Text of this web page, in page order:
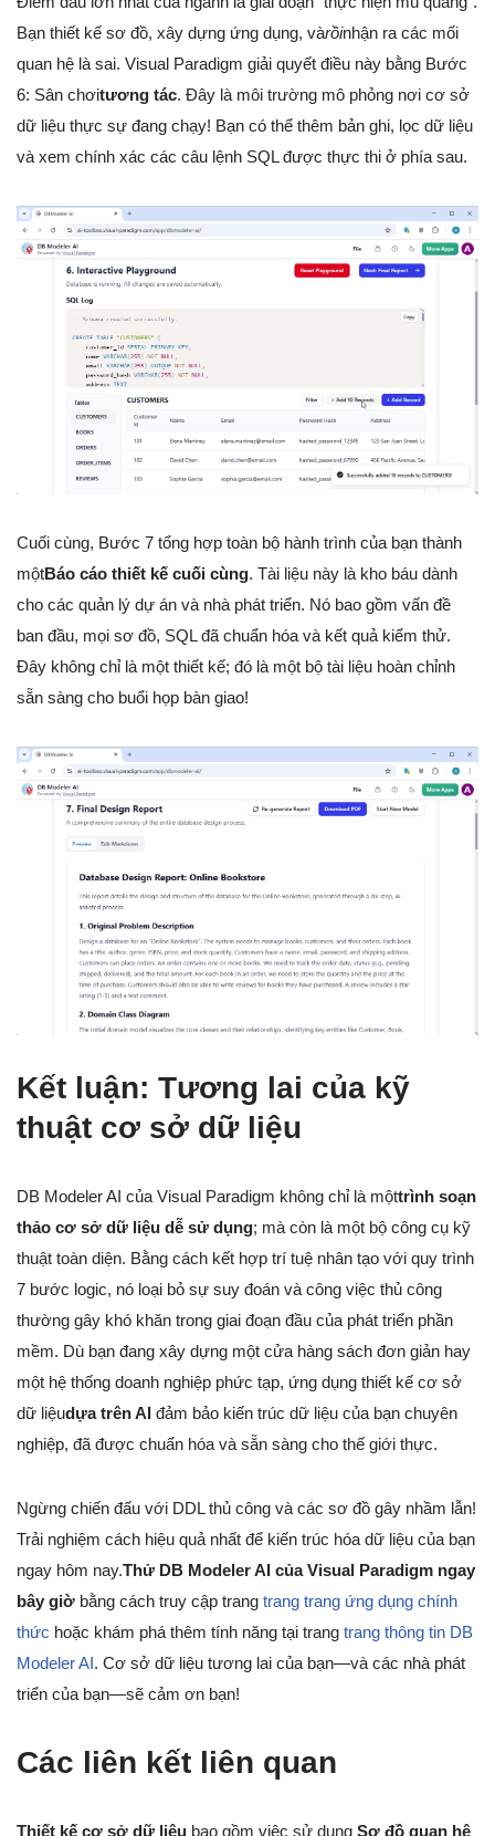
Bạn thiết kế sơ đồ, xây dựng ứng dụng, vàrồinhận ra các mối
quan hệ là sai. Visual Paradigm giải quyết điều này bằng Bước
6: Sân chơitương tác. Đây là môi trường mô phỏng nơi cơ sở
dữ liệu thực sự đang chạy! Bạn có thể thêm bản ghi, lọc dữ liệu
và xem chính xác các câu lệnh SQL được thực thi ở phía sau.
Cuối cùng, Bước 7 tổng hợp toàn bộ hành trình của bạn thành
mộtBáo cáo thiết kế cuối cùng. Tài liệu này là kho báu dành
cho các quản lý dự án và nhà phát triển. Nó bao gồm vấn đề
ban đầu, mọi sơ đồ, SQL đã chuẩn hóa và kết quả kiểm thử.
Đây không chỉ là một thiết kế; đó là một bộ tài liệu hoàn chỉnh
sẵn sàng cho buổi họp bàn giao!
Kết luận: Tương lai của kỹ
thuật cơ sở dữ liệu
DB Modeler AI của Visual Paradigm không chỉ là mộttrình soạn
thảo cơ sở dữ liệu dễ sử dụng; mà còn là một bộ công cụ kỹ
thuật toàn diện. Bằng cách kết hợp trí tuệ nhân tạo với quy trình
7 bước logic, nó loại bỏ sự suy đoán và công việc thủ công
thường gây khó khăn trong giai đoạn đầu của phát triển phần
mềm. Dù bạn đang xây dựng một cửa hàng sách đơn giản hay
một hệ thống doanh nghiệp phức tạp, ứng dụng thiết kế cơ sở
dữ liệudựa trên AI đảm bảo kiến trúc dữ liệu của bạn chuyên
nghiệp, đã được chuẩn hóa và sẵn sàng cho thế giới thực.
Ngừng chiến đấu với DDL thủ công và các sơ đồ gây nhầm lẫn!
Trải nghiệm cách hiệu quả nhất để kiến trúc hóa dữ liệu của bạn
ngay hôm nay.Thử DB Modeler AI của Visual Paradigm ngay
bây giờ bằng cách truy cập trang trang trang ứng dụng chính
thức hoặc khám phá thêm tính năng tại trang trang thông tin DB
Modeler AI. Cơ sở dữ liệu tương lai của bạn—và các nhà phát
triển của bạn—sẽ cảm ơn bạn!
Các liên kết liên quan
Thiết kế cơ sở dữ liệu bao gồm việc sử dụng Sơ đồ quan hệ